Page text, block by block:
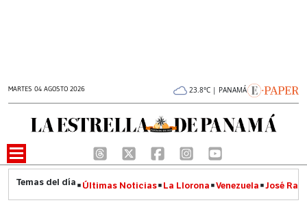
MARTES 04 AGOSTO 2026 23.8°C | PANAMÁ
Últimas Noticias La Llorona Venezuela José